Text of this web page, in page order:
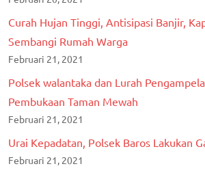
Curah Hujan Tinggi, Antisipasi Banjir,
Sembangi Rumah Warga
Februari 21, 2021
Polsek walantaka dan Lurah
Pembukaan Taman Mewah
Februari 21, 2021
Urai Kepadatan, Polsek Baros Lakukan
Februari 21, 2021